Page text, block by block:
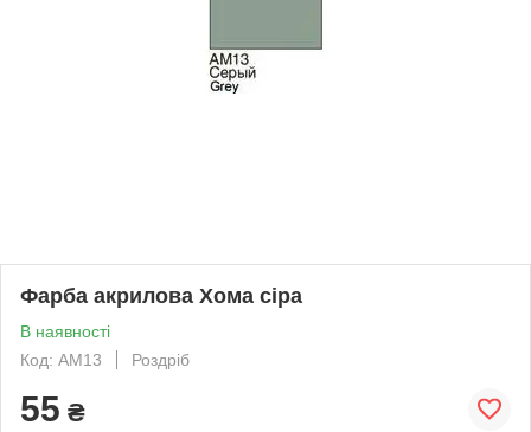
Фарба акрилова Хома сіра
В наявності
Код: АМ13
Роздріб
55 ₴